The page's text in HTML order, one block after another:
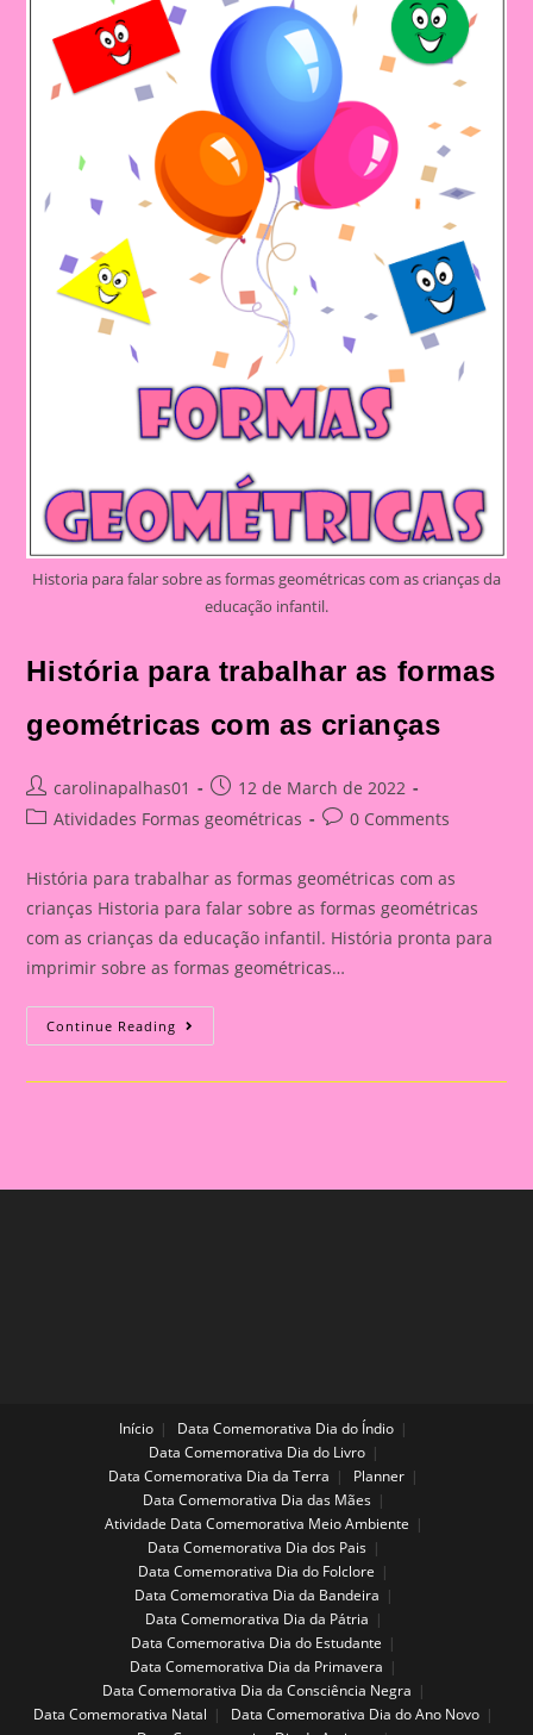
Historia para falar sobre as formas geométricas com as crianças da
educação infantil.
História para trabalhar as formas
geométricas com as crianças
Post
author:
carolinapalhas01
Post
published:
12 de March de 2022
PostAtividades Formas geométricas
Post0 Comments
História para trabalhar as formas geométricas com as
crianças Historia para falar sobre as formas geométricas
com as crianças da educação infantil. História pronta para
imprimir sobre as formas geométricas…
Continue Reading História
Para
As
Início
Data Comemorativa Dia do Índio
Data Comemorativa Dia do Livro
Data Comemorativa Dia da Terra
Planner
Data Comemorativa Dia das Mães
Atividade Data Comemorativa Meio Ambiente
Data Comemorativa Dia dos Pais
Data Comemorativa Dia do Folclore
Data Comemorativa Dia da Bandeira
Data Comemorativa Dia da Pátria
Data Comemorativa Dia do Estudante
Data Comemorativa Dia da Primavera
Data Comemorativa Dia da Consciência Negra
Data Comemorativa Natal
Data Comemorativa Dia do Ano Novo